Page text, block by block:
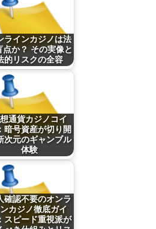
ラインカジノは法
点か？ その実像と
的リスクの全容
通貨カジノコイ
暗号資産が切り開
次元のギャンブル
体験
確認不要のオンラ
カジノ徹底ガイ
スピード重視派が